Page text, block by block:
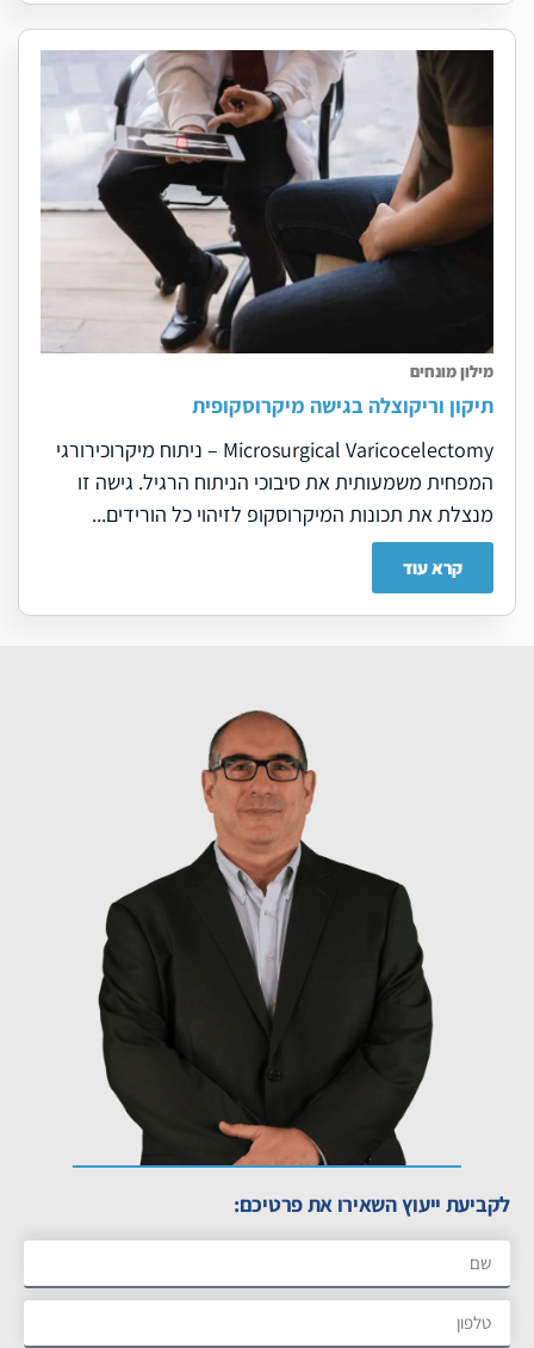
לקביעת ייעוץ השאירו את פרטיכם:
מילון מונחים
תיקון וריקוצלה בגישה מיקרוסקופית
Microsurgical Varicocelectomy – ניתוח מיקרוכירורגי
המפחית משמעותית את סיבוכי הניתוח הרגיל. גישה זו
מנצלת את תכונות המיקרוסקופ לזיהוי כל הורידים...
קרא עוד